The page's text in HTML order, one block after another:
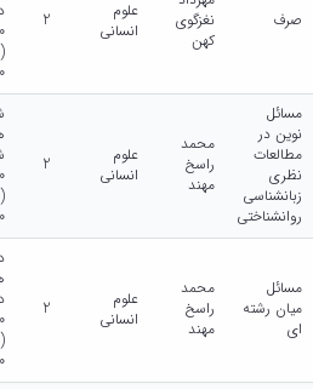
صرف
نغزگوی
کهن
علوم
انسانی
2
مسائل
نوین در
مطالعات
نظری
زبانشناسی
روانشناختی
محمد
راسخ
مهند
علوم
انسانی
2
مسائل
میان رشته
ای
محمد
راسخ
مهند
علوم
انسانی
2